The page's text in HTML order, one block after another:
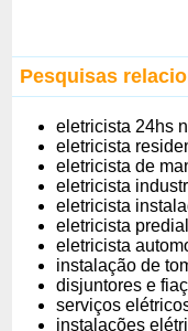
Pesquisas
eletricista 24hs
eletricista
eletricista de
eletricista
eletricista
eletricista
eletricista
instalação de
disjuntores e
serviços
instalações